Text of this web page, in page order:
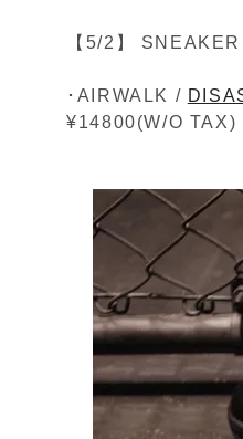
【5/2】
･AIRWALK /
¥14800(W/O TAX)